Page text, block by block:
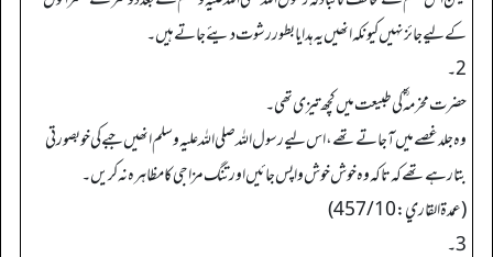
کے لیے جائز نہیں کیونکہ انھیں یہ ہدایا بطور رشوت دیئے جاتےہیں۔
2۔
حضرت مخرمہ ؓ کی طبیعت میں کچھ تیزی تھی۔
وہ جلد غصے میں آجاتے تھے، اس لیے رسول اللہ صلی اللہ علیہ وسلم انھیں جبے کی خوبصورتی
بتارہے تھے کہ تاکہ وہ خوش خوش واپس جائیں اور تنگ مزاجی کا مظاہرہ نہ کریں۔
(عمدة القاري: 457/10)
3۔